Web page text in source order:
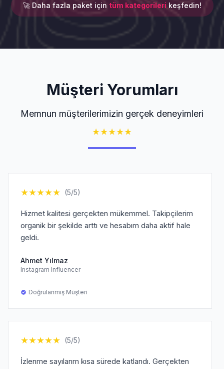
🚀 Daha fazla paket için tüm kategorilerikeşfedin!
Müşteri Yorumları
Memnun müşterilerimizin gerçek deneyimleri
★★★★★
★★★★★ (5/5)
Hizmet kalitesi gerçekten mükemmel. Takipçilerim
organik bir şekilde arttı ve hesabım daha aktif hale
geldi.
Ahmet Yılmaz
Instagram Influencer
Doğrulanmış Müşteri
★★★★★ (5/5)
İzlenme sayılarım kısa sürede katlandı. Gerçekten